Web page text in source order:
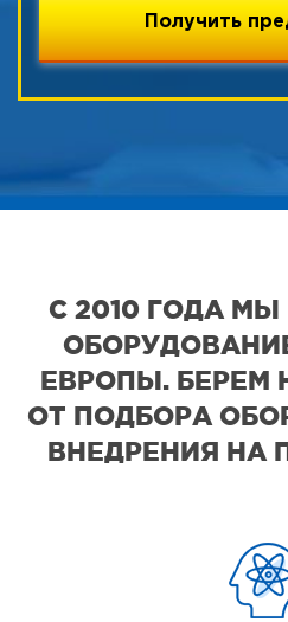
С 2010 ГОДА
ЕВРОПЫ. БЕРЕМ
ОТ ПОДБОРА
ВНЕДРЕНИЯ НА